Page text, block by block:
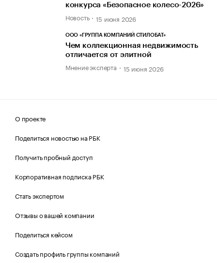
конкурса «Безопасное колесо-2026»
Новость 15 июня 2026
ООО «ГРУППА КОМПАНИЙ СТИЛОБАТ»
Чем коллекционная недвижимость
отличается от элитной
Мнение эксперта 15 июня 2026
О проекте
Поделиться новостью на РБК
Получить пробный доступ
Корпоративная подписка РБК
Стать экспертом
Отзывы о вашей компании
Поделиться кейсом
Создать профиль группы компаний